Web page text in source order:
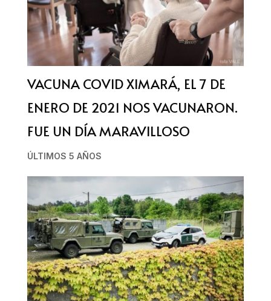
VACUNA COVID XIMARÁ, EL 7 DE
ENERO DE 2021 NOS VACUNARON.
FUE UN DÍA MARAVILLOSO
ÚLTIMOS 5 AÑOS